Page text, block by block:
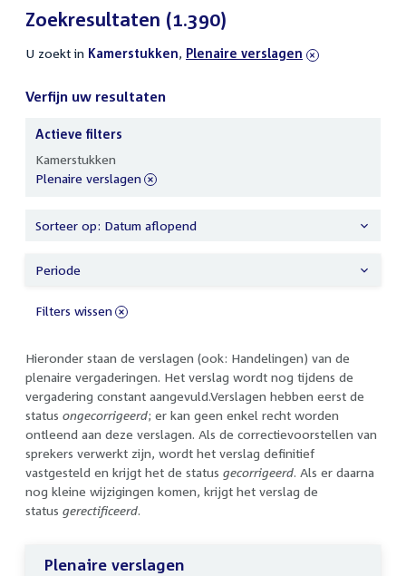
Zoekresultaten (1.390)
U zoekt in actieve
Kamerstukken, verwijder
Plenaire verslagen
Verfijn uw resultaten
Hieronder staan de verslagen (ook: Handelingen) van de
plenaire vergaderingen. Het verslag wordt nog tijdens de
vergadering constant aangevuld.Verslagen hebben eerst de
status ongecorrigeerd; er kan geen enkel recht worden
ontleend aan deze verslagen. Als de correctievoorstellen van
sprekers verwerkt zijn, wordt het verslag definitief
vastgesteld en krijgt het de status gecorrigeerd. Als er daarna
nog kleine wijzigingen komen, krijgt het verslag de
status gerectificeerd.
Plenaire verslagen
uw
resultaten
Actieve filters
Kamerstukken
verwijder
Plenaire verslagen
Sorteer op: Datum aflopend
Periode
Filters wissen